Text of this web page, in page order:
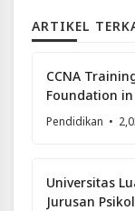
ARTIKEL
CCNA
Foundation
Pendidikan •
Universitas
Jurusan